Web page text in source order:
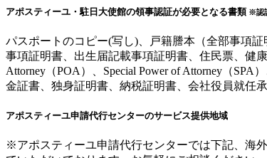
アポスティーユ・駐日大使館の領事認証が必要となる書類 ※認
パスポートのコピー(写し)、戸籍謄本（全部事項
事項証明書、出生届記載事項証明書、住民票、健
Attorney（POA）、Special Power of Attorney（
金証書、独身証明書、納税証明書、会社役員就任
アポスティーユ申請代行センターのサービス提供地域
※アポスティーユ申請代行センターでは下記、海